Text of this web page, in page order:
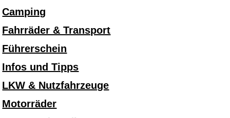
Camping
Fahrräder & Transport
Führerschein
Infos und Tipps
LKW & Nutzfahrzeuge
Motorräder